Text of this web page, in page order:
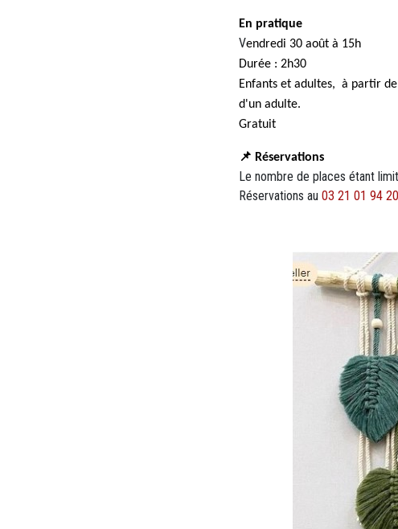
En pratique
Vendredi 30 août à 15h
Durée : 2h30
Enfants et adultes, à partir
d'un adulte.
Gratuit
📌 Réservations
Le nombre de places étant
Réservations au 03 21 01 94 20